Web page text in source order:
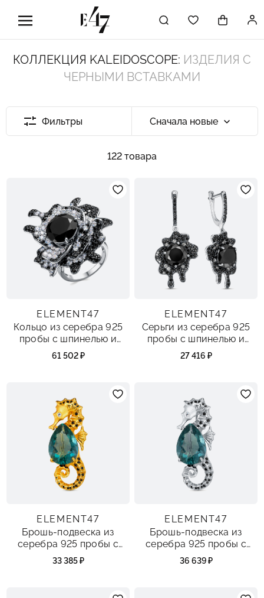
КОЛЛЕКЦИЯ KALEIDOSCOPE: ИЗДЕЛИЯ С
ЧЕРНЫМИ ВСТАВКАМИ
Фильтры Сначала новые
122 товара
ELEMENT47
Кольцо из серебра 925
пробы с шпинелью и
фианитами
61 502 ₽
ELEMENT47
Серьги из серебра 925
пробы с шпинелью и
фианитами
27 416 ₽
ELEMENT47
Брошь-подвеска из
серебра 925 пробы с
флюоритами, топазами и
шпинелью
33 385 ₽
ELEMENT47
Брошь-подвеска из
серебра 925 пробы с
флюоритами, топазами и
шпинелью
36 639 ₽